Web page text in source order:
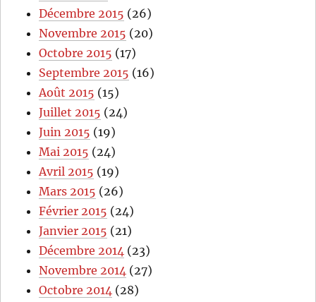
Décembre 2015 (26)
Novembre 2015 (20)
Octobre 2015 (17)
Septembre 2015 (16)
Août 2015 (15)
Juillet 2015 (24)
Juin 2015 (19)
Mai 2015 (24)
Avril 2015 (19)
Mars 2015 (26)
Février 2015 (24)
Janvier 2015 (21)
Décembre 2014 (23)
Novembre 2014 (27)
Octobre 2014 (28)